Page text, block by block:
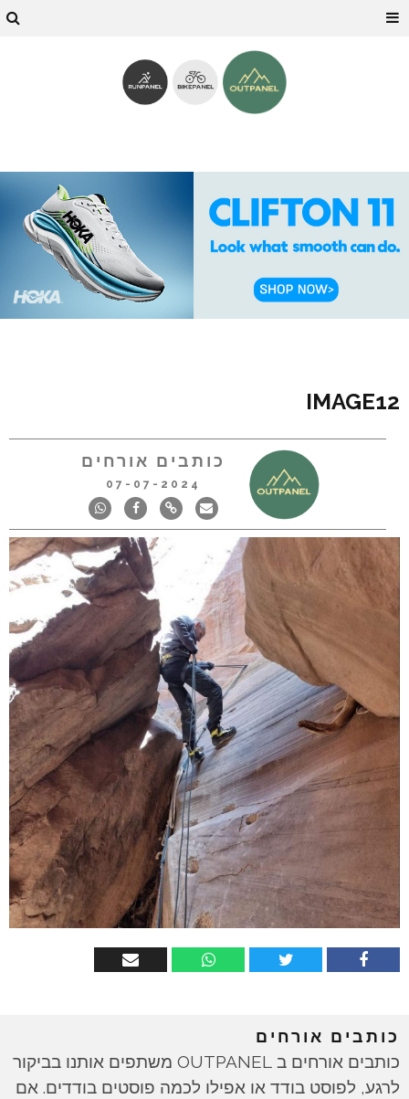
IMAGE12
כותבים אורחים
07-07-2024
כותבים אורחים
כותבים אורחים ב OUTPANEL משתפים אותנו בביקור
לרגע, לפוסט בודד או אפילו לכמה פוסטים בודדים. אם